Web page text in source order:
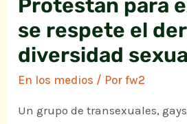
Protestan para
se respete el
diversidad
En los medios / Porfw2
Un grupo de transexuales,